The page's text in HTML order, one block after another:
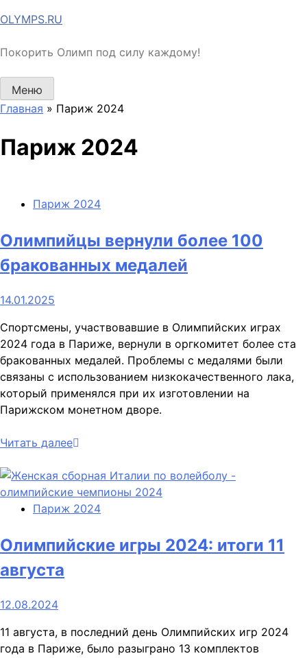
Перейти
содержимому
OLYMPS.RU
Покорить Олимп под силу каждому!
Меню
Главная » Париж 2024
Париж 2024
Париж 2024
Олимпийцы вернули более 100
бракованных медалей
14.01.2025
Спортсмены, участвовавшие в Олимпийских играх
2024 года в Париже, вернули в оргкомитет более ста
бракованных медалей. Проблемы с медалями были
связаны с использованием низкокачественного лака,
который применялся при их изготовлении на
Парижском монетном дворе.
Читать далее
Париж 2024
Олимпийские игры 2024: итоги 11
августа
12.08.2024
11 августа, в последний день Олимпийских игр 2024
года в Париже, было разыграно 13 комплектов